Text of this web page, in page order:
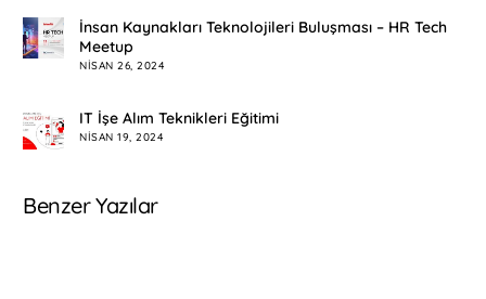
İnsan Kaynakları Teknolojileri Buluşması – HR Tech
Meetup
NISAN 26, 2024
IT İşe Alım Teknikleri Eğitimi
NISAN 19, 2024
Benzer Yazılar